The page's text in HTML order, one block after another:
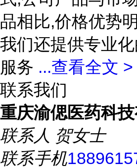
品相比,价格优势
我们还提供专业
服务 ...查看全文 >
联系我们
重庆渝偲医药科技
联系人 贺女士
联系手机